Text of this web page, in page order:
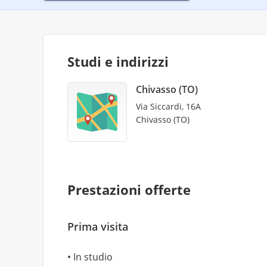
Studi e indirizzi
Chivasso (TO)
Via Siccardi, 16A
Chivasso (TO)
Prestazioni offerte
Prima visita
In studio